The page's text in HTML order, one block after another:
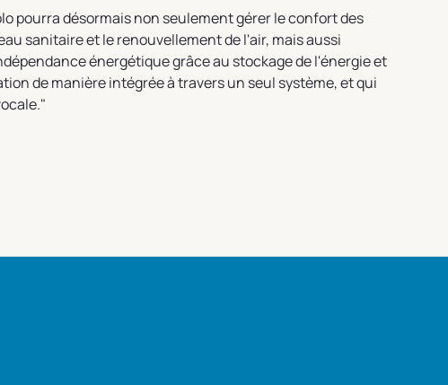
pourra désormais non seulement gérer le confort des
sanitaire et le renouvellement de l'air, mais aussi
énergétique grâce au stockage de l'énergie et
de manière intégrée à travers un seul système, et qui